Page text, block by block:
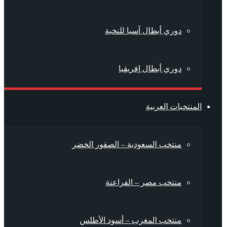
دوري أبطال آسيا للنخبة
دوري أبطال إفريقيا
المنتخبات العربية
منتخب السعودية – الصقور الخضر
منتخب مصر – الفراعنة
منتخب المغرب – أسود الأطلس